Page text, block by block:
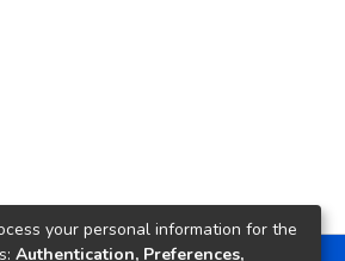
your personal information for the
Authentication, Preferences,